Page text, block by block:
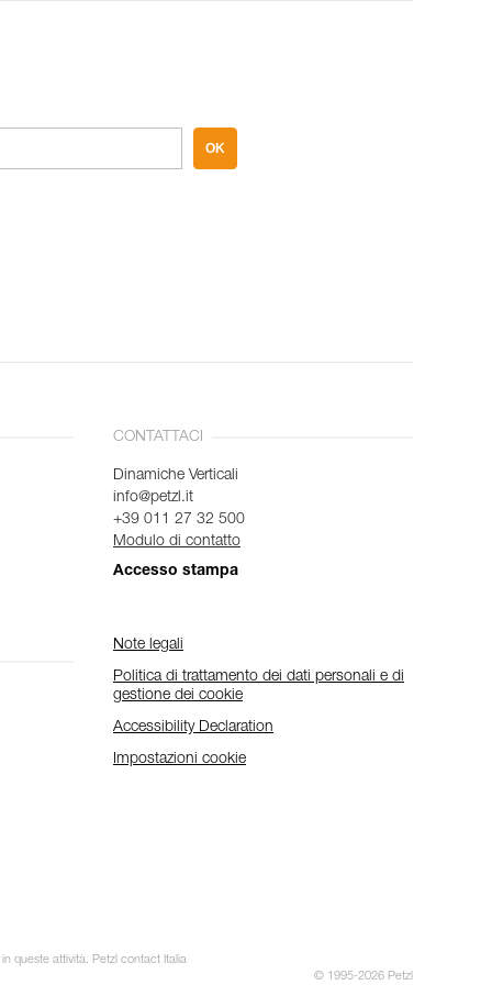
OK
CONTATTACI
Dinamiche Verticali
info@petzl.it
+39 011 27 32 500
Modulo di contatto
Accesso stampa
Note legali
Politica di trattamento dei dati personali e di
gestione dei cookie
Accessibility Declaration
Impostazioni cookie
queste attività. Petzl contact Italia
© 1995-2026 Petzl